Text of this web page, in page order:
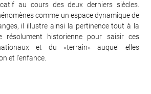
au cours des deux derniers siècles.
comme un espace dynamique de
il illustre ainsi la pertinence tout à la
résolument historienne pour saisir ces
et du «terrain» auquel elles
et l'enfance.